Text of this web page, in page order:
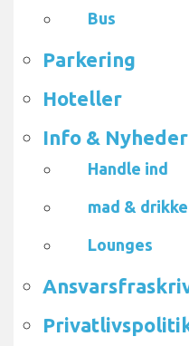
Bus
Parkering
Hoteller
Info & Nyheder
Handle ind
mad & drikke
Lounges